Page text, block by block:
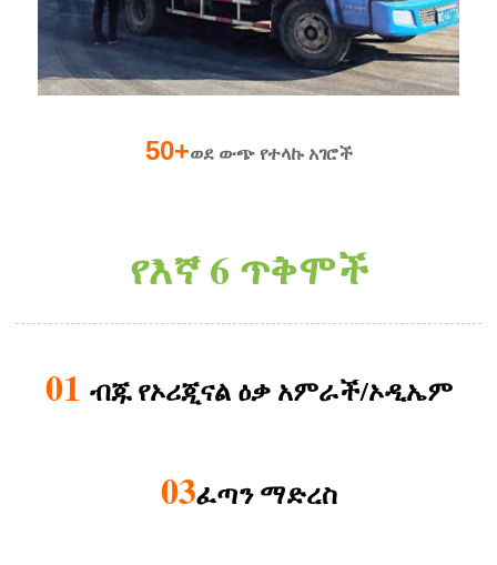
50+ወደ ውጭ የተላኩ አገሮች
የእኛ 6 ጥቅሞች
01 ብጁ የኦሪጂናል ዕቃ አምራች/ኦዲኤም
03ፈጣን ማድረስ